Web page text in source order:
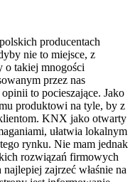
producentach
nie to miejsce, z
o takiej mnogości
przez nas
to pocieszające. Jako
produktowi na tyle, by z
KNX jako otwarty
ułatwia lokalnym
rynku. Nie mam jednak
rozwiązań firmowych
zajrzeć właśnie na